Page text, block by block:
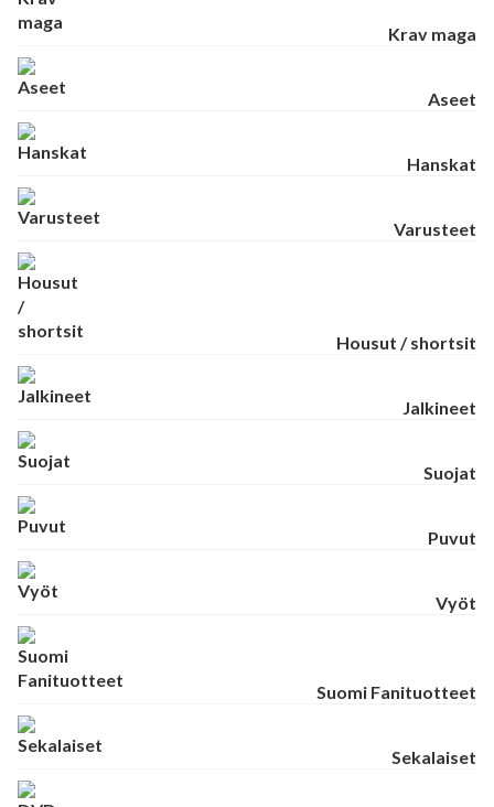
Krav maga
Aseet
Hanskat
Varusteet
Housut / shortsit
Jalkineet
Suojat
Puvut
Vyöt
Suomi Fanituotteet
Sekalaiset